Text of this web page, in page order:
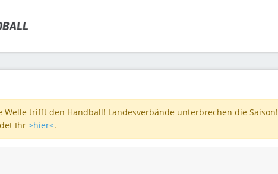
Welle trifft den Handball! Landesverbände unterbrechen die Saison!
Ihr >hier<.